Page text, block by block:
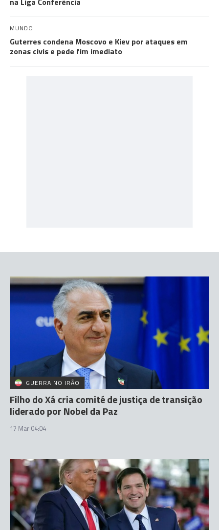
MUNDO
Guterres condena Moscovo e Kiev por ataques em
zonas civis e pede fim imediato
GUERRA NO IRÃO
Filho do Xá cria comité de justiça de transição
liderado por Nobel da Paz
17 Mar 04:04